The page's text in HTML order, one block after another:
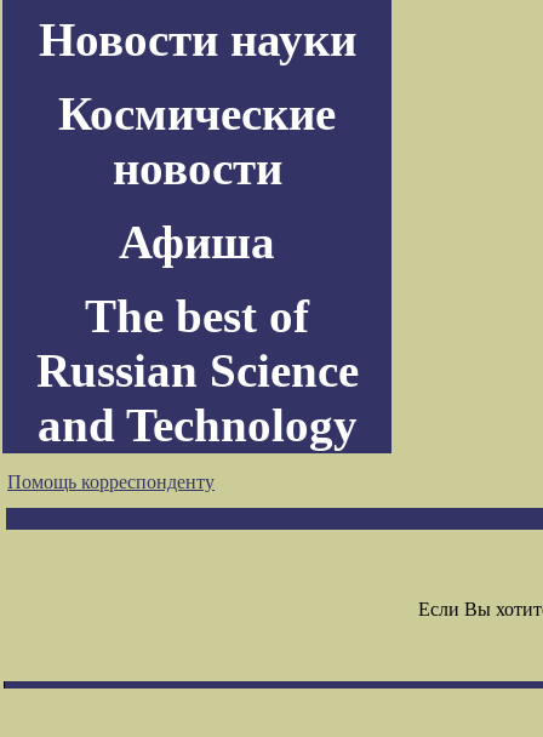
Новости науки
Космические
новости
Афиша
The best of
Russian Science
and Technology
Помощь корреспонденту
Если Вы